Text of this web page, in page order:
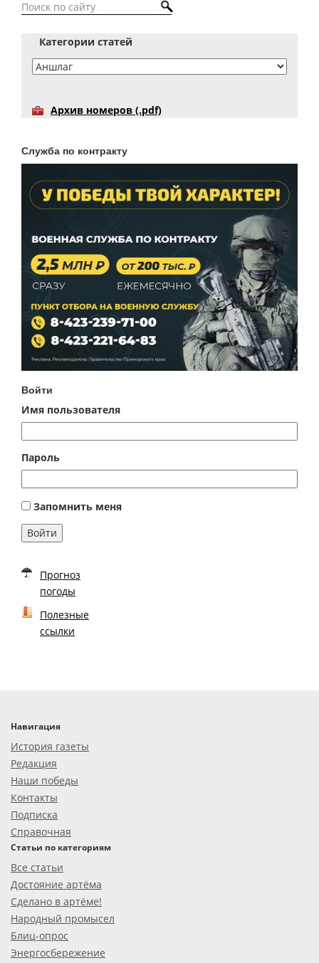
Категории статей
Архив номеров (.pdf)
Служба по контракту
Войти
Имя пользователя
Пароль
Запомнить меня
Войти
Прогноз
погоды
Полезные
ссылки
Навигация
История газеты
Редакция
Наши победы
Контакты
Подписка
Справочная
Статьи по категориям
Все статьи
Достояние артёма
Сделано в артёме!
Народный промысел
Блиц-опрос
Энергосбережение